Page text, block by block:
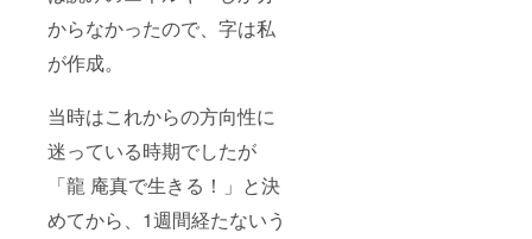
からなかったので、字は私
が作成。
当時はこれからの方向性に
迷っている時期でしたが
「龍 庵真で生きる！」と決
めてから、1週間経たないう